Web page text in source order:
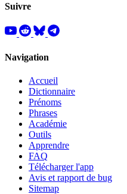
Suivre
Navigation
Accueil
Dictionnaire
Prénoms
Phrases
Académie
Outils
Apprendre
FAQ
Télécharger l'app
Avis et rapport de bug
Sitemap